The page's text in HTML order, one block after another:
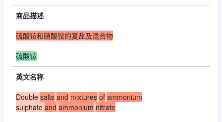
商品描述
硫酸铵和硝酸铵的复盐及混合物
硫酸铵
英文名称
Double salts and mixtures of ammonium
sulphate and ammonium nitrate